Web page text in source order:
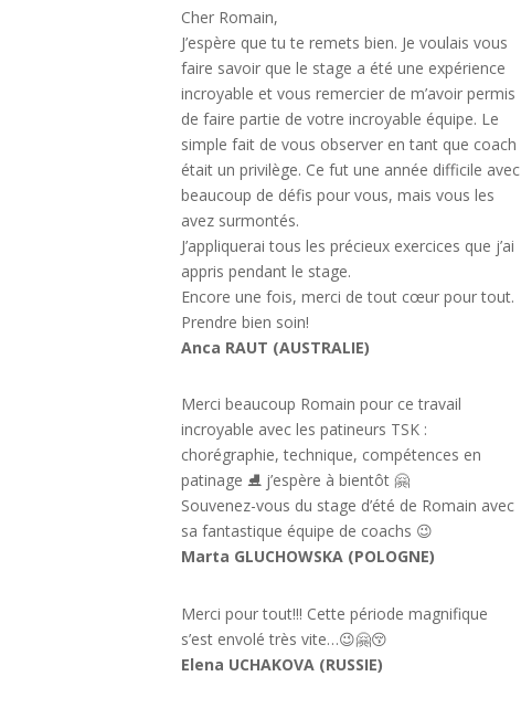
Cher Romain,
J’espère que tu te remets bien. Je voulais vous
faire savoir que le stage a été une expérience
incroyable et vous remercier de m’avoir permis
de faire partie de votre incroyable équipe. Le
simple fait de vous observer en tant que coach
était un privilège. Ce fut une année difficile avec
beaucoup de défis pour vous, mais vous les
avez surmontés.
J’appliquerai tous les précieux exercices que j’ai
appris pendant le stage.
Encore une fois, merci de tout cœur pour tout.
Prendre bien soin!
Anca RAUT (AUSTRALIE)
Merci beaucoup Romain pour ce travail
incroyable avec les patineurs TSK :
chorégraphie, technique, compétences en
patinage ⛸ j’espère à bientôt 🤗
Souvenez-vous du stage d’été de Romain avec
sa fantastique équipe de coachs 😉
Marta GLUCHOWSKA (POLOGNE)
Merci pour tout!!! Cette période magnifique
s’est envolé très vite…😉🤗😚
Elena UCHAKOVA (RUSSIE)